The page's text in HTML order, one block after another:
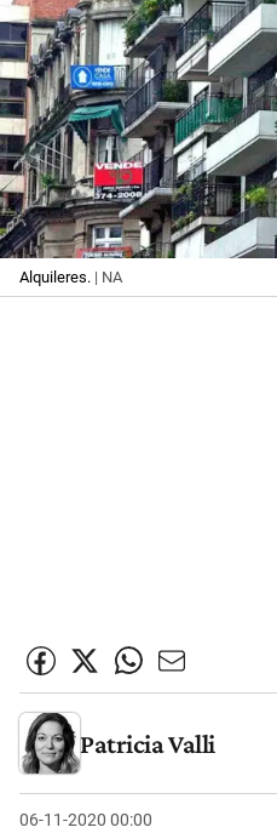
Alquileres. | NA
Patricia Valli
06-11-2020 00:00